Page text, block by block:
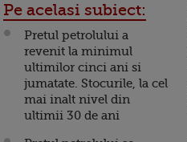
Pe acelasi subiect:
Pretul petrolului a
revenit la minimul
ultimilor cinci ani si
jumatate. Stocurile, la cel
mai inalt nivel din
ultimii 30 de ani